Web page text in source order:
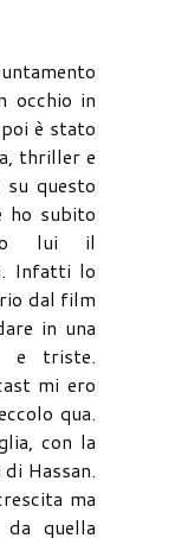
occhio in
è stato
thriller e
questo
ho subito
lui il
Infatti lo
dal film
in una
e triste.
mi ero
qua.
con la
Hassan.
ma
quella